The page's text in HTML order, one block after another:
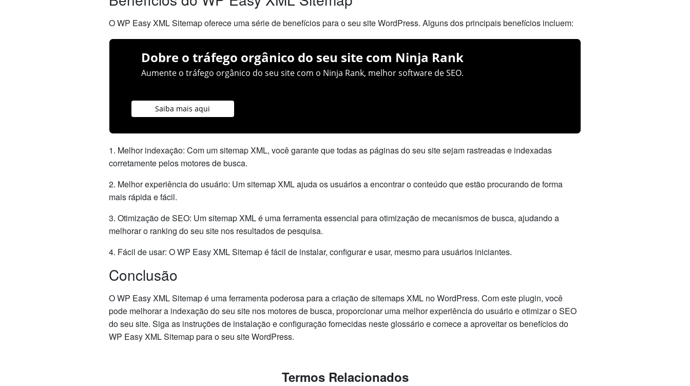
O WP Easy XML Sitemap oferece uma série de benefícios para o seu site WordPress. Alguns dos principais benefícios incluem:
Dobre o tráfego orgânico do seu site com Ninja Rank
Aumente o tráfego orgânico do seu site com o Ninja Rank, melhor software de SEO.
Saiba mais aqui
1. Melhor indexação: Com um sitemap XML, você garante que todas as páginas do seu site sejam rastreadas e indexadas
corretamente pelos motores de busca.
2. Melhor experiência do usuário: Um sitemap XML ajuda os usuários a encontrar o conteúdo que estão procurando de forma
mais rápida e fácil.
3. Otimização de SEO: Um sitemap XML é uma ferramenta essencial para otimização de mecanismos de busca, ajudando a
melhorar o ranking do seu site nos resultados de pesquisa.
4. Fácil de usar: O WP Easy XML Sitemap é fácil de instalar, configurar e usar, mesmo para usuários iniciantes.
Conclusão
O WP Easy XML Sitemap é uma ferramenta poderosa para a criação de sitemaps XML no WordPress. Com este plugin, você
pode melhorar a indexação do seu site nos motores de busca, proporcionar uma melhor experiência do usuário e otimizar o SEO
do seu site. Siga as instruções de instalação e configuração fornecidas neste glossário e comece a aproveitar os benefícios do
WP Easy XML Sitemap para o seu site WordPress.
Termos Relacionados